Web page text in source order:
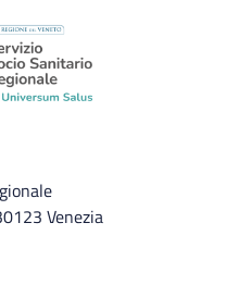
Venezia